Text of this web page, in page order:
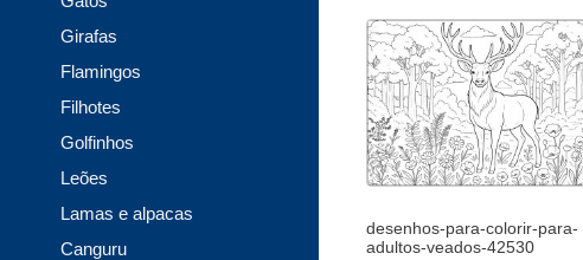
desenhos-para-colorir-para-
adultos-veados-42530
Girafas
Flamingos
Filhotes
Golfinhos
Leões
Lamas e alpacas
Canguru